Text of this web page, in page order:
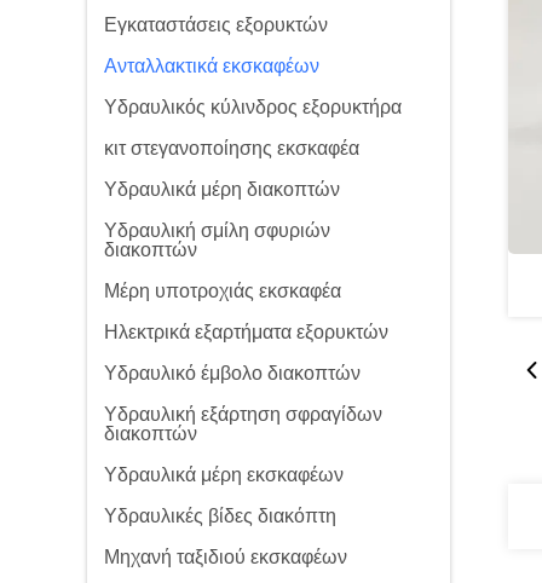
Εγκαταστάσεις εξορυκτών
Ανταλλακτικά εκσκαφέων
Υδραυλικός κύλινδρος εξορυκτήρα
κιτ στεγανοποίησης εκσκαφέα
Υδραυλικά μέρη διακοπτών
Υδραυλική σμίλη σφυριών
διακοπτών
Μέρη υποτροχιάς εκσκαφέα
Ηλεκτρικά εξαρτήματα εξορυκτών
Υδραυλικό έμβολο διακοπτών
Υδραυλική εξάρτηση σφραγίδων
διακοπτών
Υδραυλικά μέρη εκσκαφέων
Υδραυλικές βίδες διακόπτη
Μηχανή ταξιδιού εκσκαφέων